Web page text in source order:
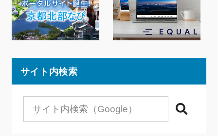
サイト内検索
検索